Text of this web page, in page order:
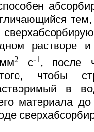
тем,
растворе
2 с-1, после
чтобы
в
материала